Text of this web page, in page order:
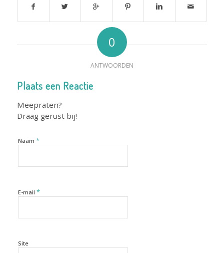
0
ANTWOORDEN
Plaats een Reactie
Meepraten?
Draag gerust bij!
Naam *
E-mail *
Site